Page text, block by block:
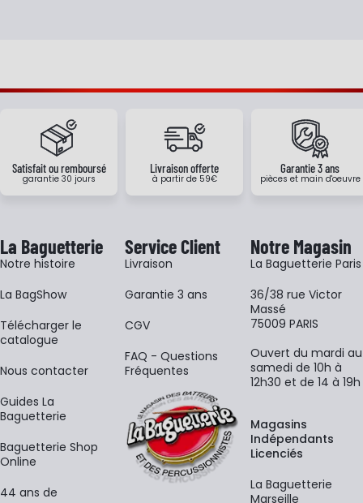
Satisfait ou remboursé
garantie 30 jours
Livraison offerte
à partir de 59€
Garantie 3 ans
pièces et main d'oeuvre
La Baguetterie
Notre histoire
La BagShow
​Télécharger le
catalogue
Nous contacter
Guides La
Baguetterie
Baguetterie Shop
Online
44 ans de
Service Client
Livraison
Garantie 3 ans
CGV
FAQ - Questions
Fréquentes
Notre Magasin
La Baguetterie Paris
36/38 rue Victor
Massé
75009 PARIS
Ouvert du mardi au
samedi de 10h à
12h30 et de 14 à 19h
Magasins
Indépendants
Licenciés
La Baguetterie
Marseille